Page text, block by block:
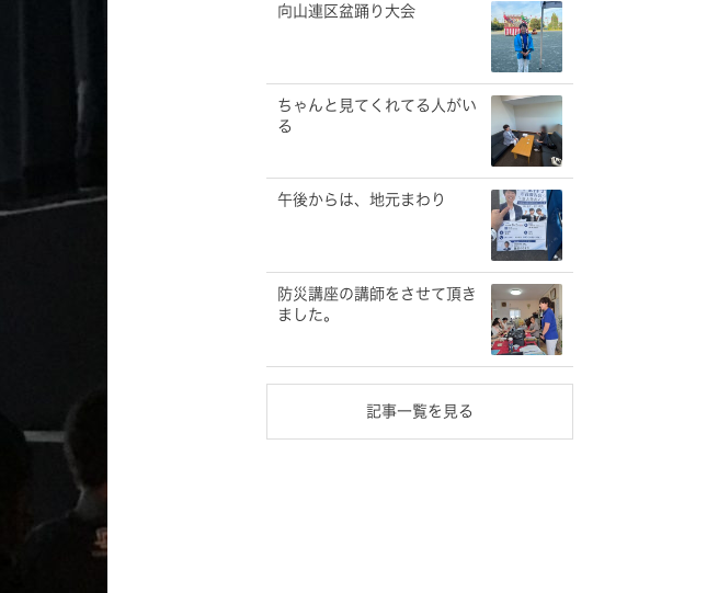
向山連区盆踊り大会
ちゃんと見てくれてる人がい
る
午後からは、地元まわり
防災講座の講師をさせて頂き
ました。
記事一覧を見る